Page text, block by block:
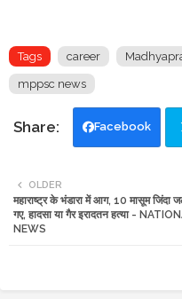
Tags career
mppsc news
Facebook
OLDER
महाराष्ट्र के भंडारा में आग, 10 मासूम जिंदा
गए, हादसा या गैर इरादतन हत्या -
NEWS